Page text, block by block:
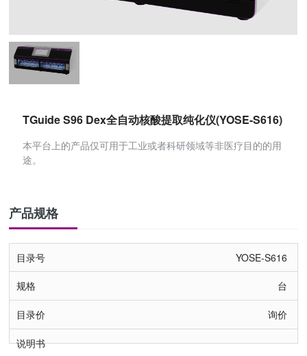
TGuide S96 Dex全自动核酸提取纯化仪(YOSE-S616)
本平台上的产品仅可用于工业或者科研领域等非医疗目的的用
途。
产品规格
YOSE-S616
台
询价